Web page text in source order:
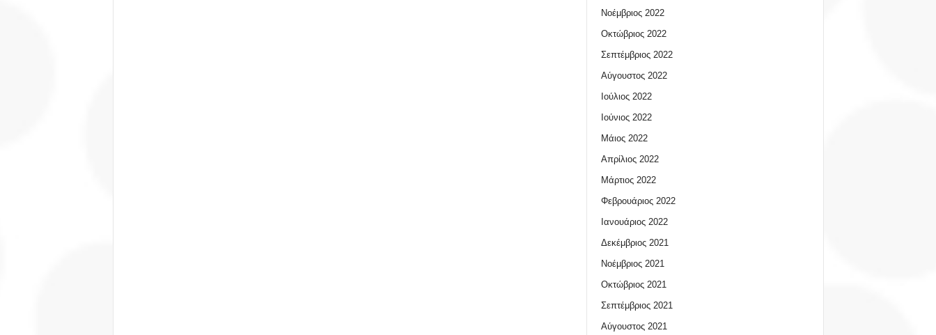
Νοέμβριος 2022
Οκτώβριος 2022
Σεπτέμβριος 2022
Αύγουστος 2022
Ιούλιος 2022
Ιούνιος 2022
Μάιος 2022
Απρίλιος 2022
Μάρτιος 2022
Φεβρουάριος 2022
Ιανουάριος 2022
Δεκέμβριος 2021
Νοέμβριος 2021
Οκτώβριος 2021
Σεπτέμβριος 2021
Αύγουστος 2021